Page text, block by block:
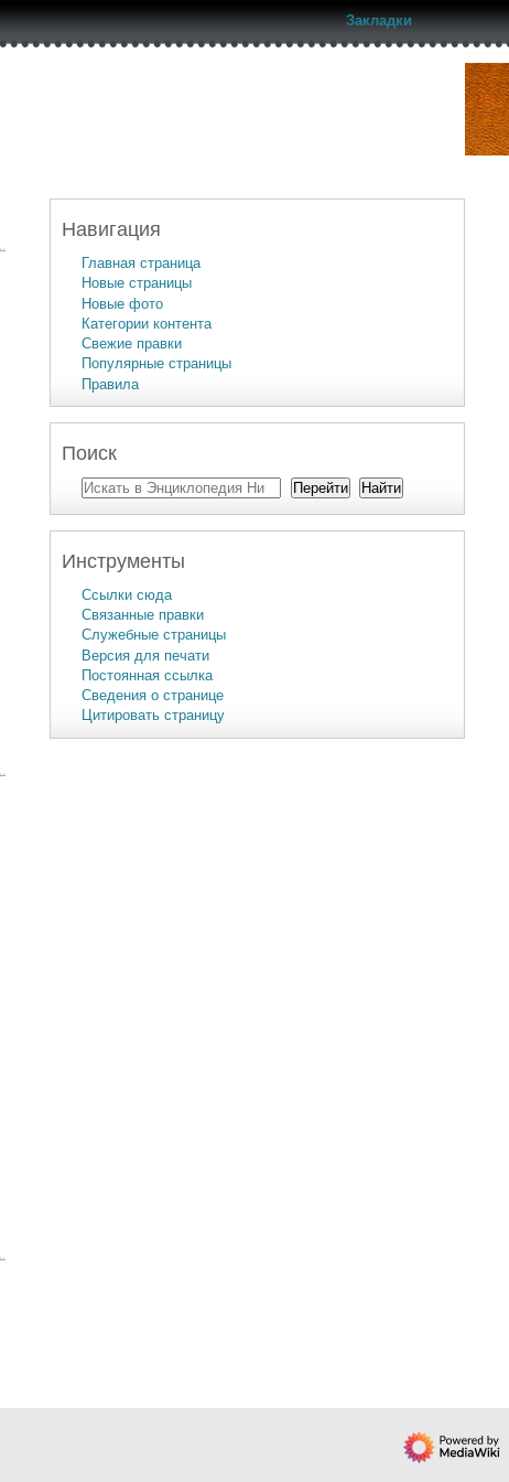
Закладки
Навигация
Главная страница
Новые страницы
Новые фото
Категории контента
Свежие правки
Популярные страницы
Правила
Поиск
Инструменты
Ссылки сюда
Связанные правки
Служебные страницы
Версия для печати
Постоянная ссылка
Сведения о странице
Цитировать страницу